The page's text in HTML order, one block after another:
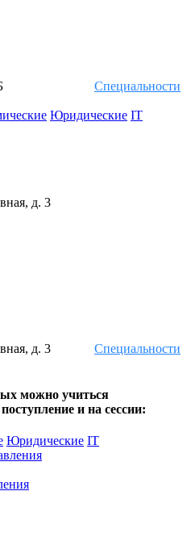
Специальности
Юридические IT
д. 3
Специальности
д. 3
можно учиться
и на сессии:
Юридические IT